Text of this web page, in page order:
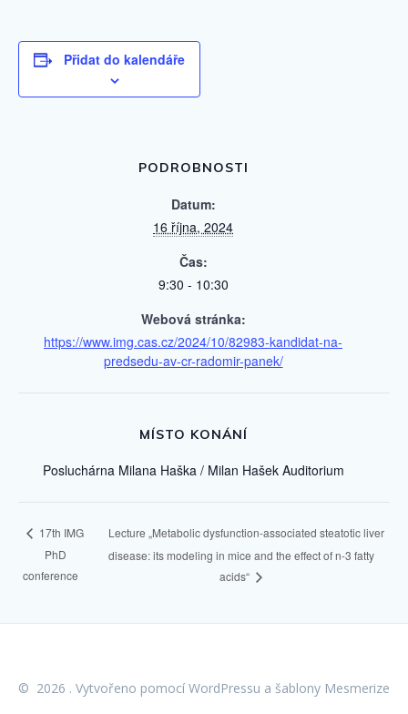
Přidat do kalendáře
PODROBNOSTI
Datum:
16 října, 2024
Čas:
9:30 - 10:30
Webová stránka:
https://www.img.cas.cz/2024/10/82983-kandidat-na-
predsedu-av-cr-radomir-panek/
MÍSTO KONÁNÍ
Posluchárna Milana Haška / Milan Hašek Auditorium
17th IMG
PhD
conference
Lecture „Metabolic dysfunction-associated steatotic liver
disease: its modeling in mice and the effect of n-3 fatty
acids“
© 2026 . Vytvořeno pomocí WordPressu a šablony Mesmerize